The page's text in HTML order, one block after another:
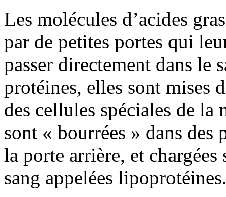
Les molécules d’acides
par de petites portes qui
passer directement dans le
protéines, elles sont mises
des cellules spéciales de la
sont « bourrées » dans des
la porte arrière, et chargées
sang appelées